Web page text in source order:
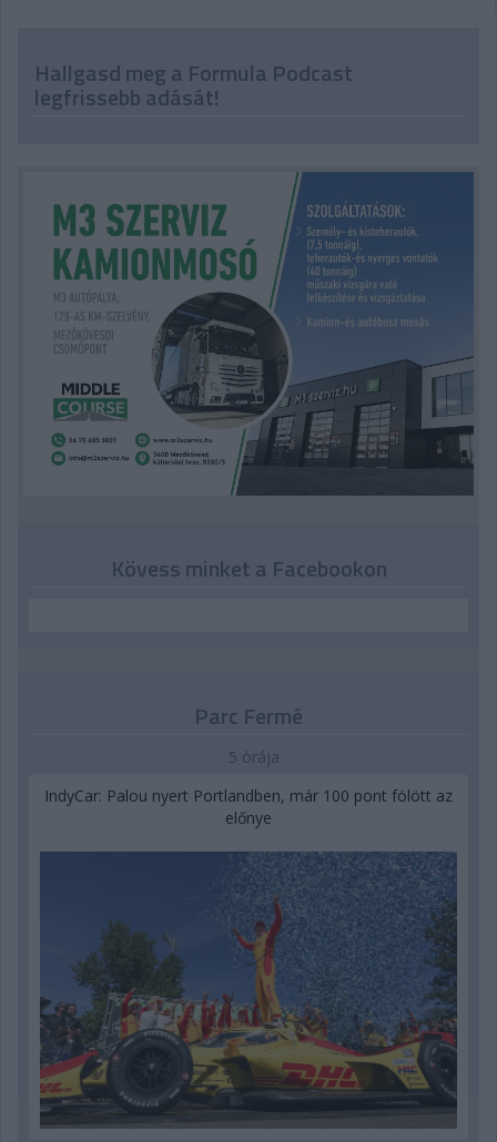
Hallgasd meg a Formula Podcast
legfrissebb adását!
Kövess minket a Facebookon
Parc Fermé
5 órája
IndyCar: Palou nyert Portlandben, már 100 pont fölött az
előnye